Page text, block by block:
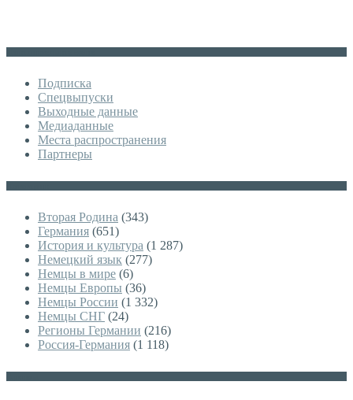
Подписка
Спецвыпуски
Выходные данные
Медиаданные
Места распространения
Партнеры
Вторая Родина (343)
Германия (651)
История и культура (1 287)
Немецкий язык (277)
Немцы в мире (6)
Немцы Европы (36)
Немцы России (1 332)
Немцы СНГ (24)
Регионы Германии (216)
Россия-Германия (1 118)